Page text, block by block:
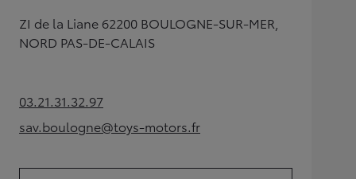
ZI de la Liane 62200 BOULOGNE-SUR-MER,
NORD PAS-DE-CALAIS
03.21.31.32.97(Opens in new tab)
sav.boulogne@toys-motors.fr
(Opens in new tab)